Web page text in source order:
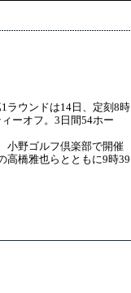
ラウンドは14日、定刻8時
ーオフ。3日間54ホー
小野ゴルフ倶楽部で開催
高橋雅也らとともに9時39